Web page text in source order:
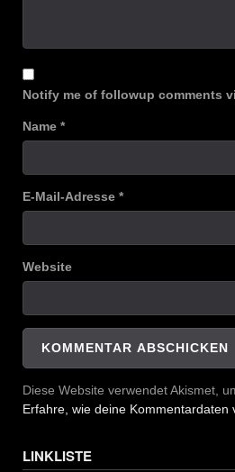
Notify me of followup comments
Name *
E-Mail-Adresse *
Website
Diese Website verwendet Akismet,
Erfahre, wie deine Kommentardaten
LINKLISTE